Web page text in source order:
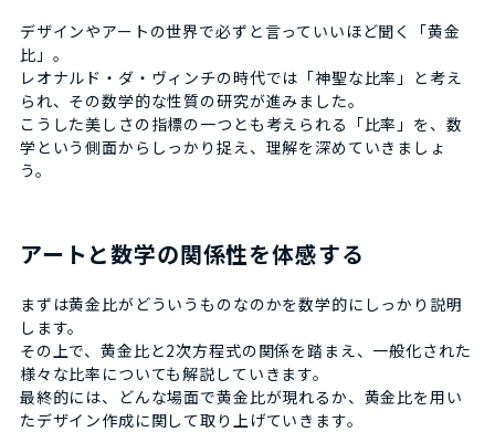
デザインやアートの世界で必ずと言っていいほど聞く「黄金
比」。
レオナルド・ダ・ヴィンチの時代では「神聖な比率」と考え
られ、その数学的な性質の研究が進みました。
こうした美しさの指標の一つとも考えられる「比率」を、数
学という側面からしっかり捉え、理解を深めていきましょ
う。
アートと数学の関係性を体感する
まずは黄金比がどういうものなのかを数学的にしっかり説明
します。
その上で、黄金比と2次方程式の関係を踏まえ、一般化された
様々な比率についても解説していきます。
最終的には、どんな場面で黄金比が現れるか、黄金比を用い
たデザイン作成に関して取り上げていきます。